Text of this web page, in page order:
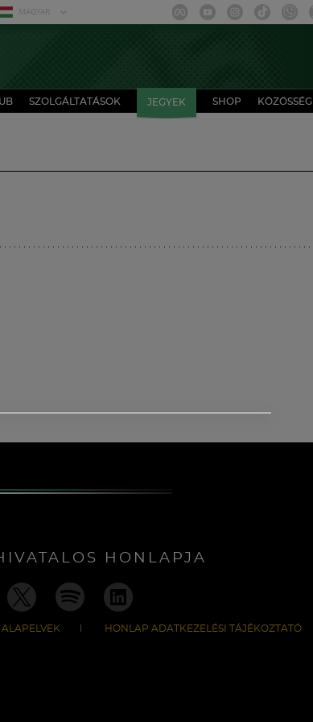
MAGYAR
SZOLGÁLTATÁSOK JEGYEK SHOP KÖZÖSSÉG
HONLAPJA
HONLAP ADATKEZELÉSI TÁJÉKOZTATÓ